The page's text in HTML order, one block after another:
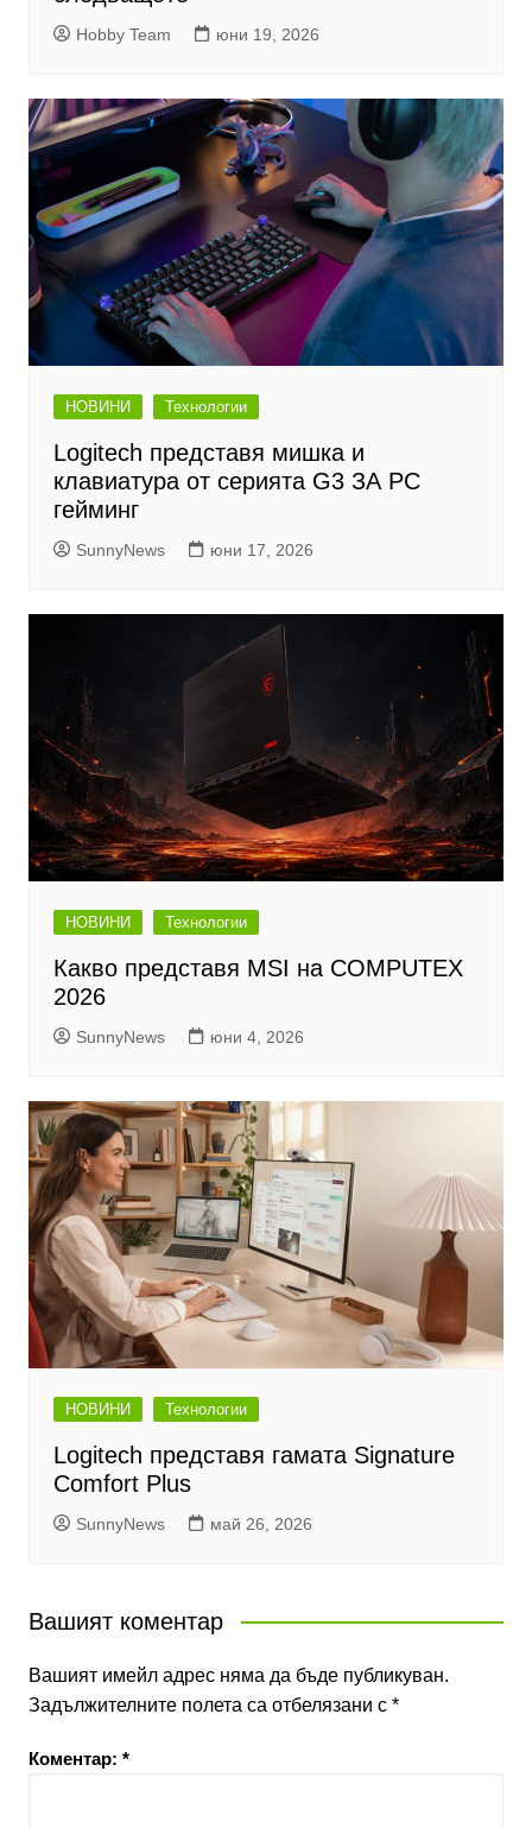
Hobby Team юни 19, 2026
НОВИНИ Технологии
Logitech представя мишка и
клавиатура от серията G3 ЗА PC
гейминг
SunnyNews юни 17, 2026
НОВИНИ Технологии
Какво представя MSI на COMPUTEX
2026
SunnyNews юни 4, 2026
НОВИНИ Технологии
Logitech представя гамата Signature
Comfort Plus
SunnyNews май 26, 2026
Вашият коментар
Вашият имейл адрес няма да бъде публикуван.
Задължителните полета са отбелязани с *
Коментар: *